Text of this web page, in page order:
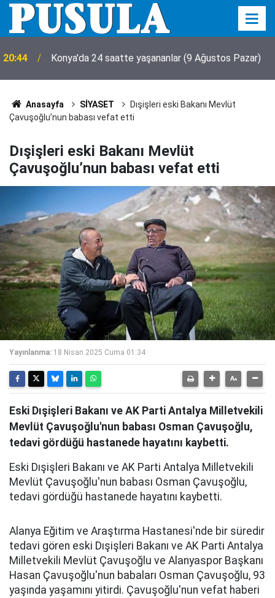
20:44 Konya'da 24 saatte yaşananlar (9 Ağustos Pazar)
Anasayfa SİYASET
Dışişleri eski Bakanı Mevlüt
Çavuşoğlu’nun babası vefat etti
Dışişleri eski Bakanı Mevlüt
Çavuşoğlu’nun babası vefat etti
Yayınlanma: 18 Nisan 2025 Cuma 01:34
Eski Dışişleri Bakanı ve AK Parti Antalya Milletvekili
Mevlüt Çavuşoğlu'nun babası Osman Çavuşoğlu,
tedavi gördüğü hastanede hayatını kaybetti.
Eski Dışişleri Bakanı ve AK Parti Antalya Milletvekili
Mevlüt Çavuşoğlu'nun babası Osman Çavuşoğlu,
tedavi gördüğü hastanede hayatını kaybetti.
Alanya Eğitim ve Araştırma Hastanesi'nde bir süredir
tedavi gören eski Dışişleri Bakanı ve AK Parti Antalya
Milletvekili Mevlüt Çavuşoğlu ve Alanyaspor Başkanı
Hasan Çavuşoğlu'nun babaları Osman Çavuşoğlu, 93
yaşında yaşamını yitirdi. Çavuşoğlu'nun vefat haberi